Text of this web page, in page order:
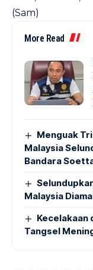
(Sam)
More Read
Menguak
Malaysia
Bandara
Malaysia
Kecelakaan
Tangsel